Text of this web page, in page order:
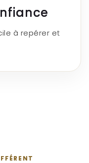
à repérer et